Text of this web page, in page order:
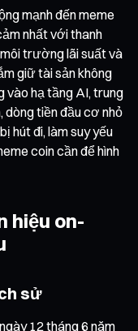
mạnh đến meme
nhất với thanh
trường lãi suất và
giữ tài sản không
vào hạ tầng AI, trung
dòng tiền đầu cơ nhỏ
hút đi, làm suy yếu
coin cần để hình
hiệu on-
sử
12 tháng 6 năm